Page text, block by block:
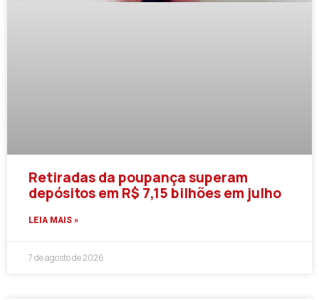
Retiradas da poupança superam
depósitos em R$ 7,15 bilhões em julho
LEIA MAIS »
7 de agosto de 2026